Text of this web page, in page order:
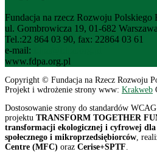
Fundacja na rzecz Rozwoju Polskiego
ul. Gombrowicza 19, 01-682 Warszawa
Tel.:22 864 03 90, fax: 22864 03 61
e-mail:
www.fdpa.org.pl
Copyright © Fundacja na Rzecz Rozwoju
Projekt i wdrożenie strony www: Krakweb
Dostosowanie strony do standardów
projektu TRANSFORM TOGETHER
transformacji ekologicznej i cyfrowej
społecznego i mikroprzedsiębiorców,
Centre (MFC) oraz Cerise+SPTF.